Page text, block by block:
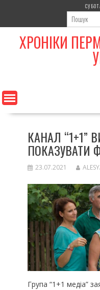
content
ХРОНІКИ
КАНАЛ “1+1”
ПОКАЗУВАТИ
23.07.2021
Група “1+1 медіа”